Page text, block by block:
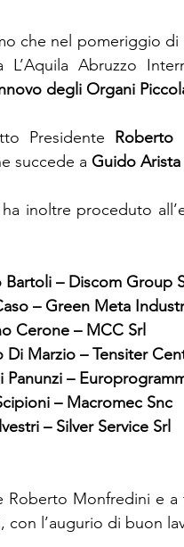
che nel pomeriggio di
L’Aquila Abruzzo
degli Organi
Presidente Roberto
succede a Guido Arista
ha inoltre proceduto
Bartoli – Discom Group
– Green Meta
Cerone – MCC Srl
Di Marzio – Tensiter
Panunzi –
– Macromec Snc
– Silver Service Srl
Roberto Monfredini e
con l’augurio di buon